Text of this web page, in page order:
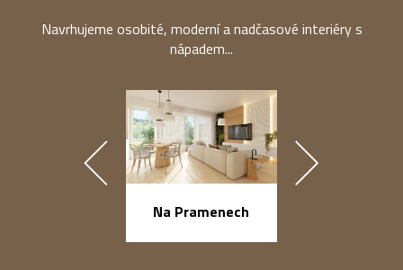
Navrhujeme osobité, moderní a nadčasové interiéry s
nápadem...
Na Pramenech